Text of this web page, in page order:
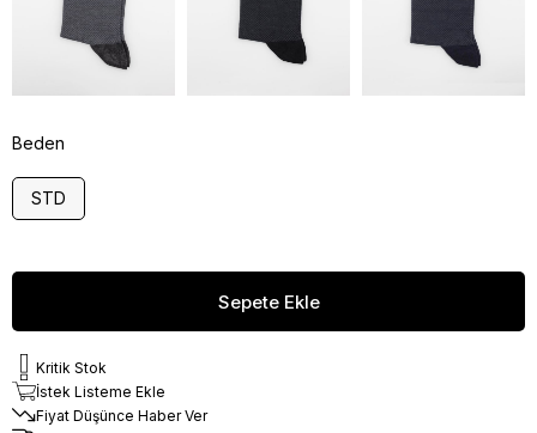
Beden
STD
Kritik Stok
İstek Listeme Ekle
Fiyat Düşünce Haber Ver